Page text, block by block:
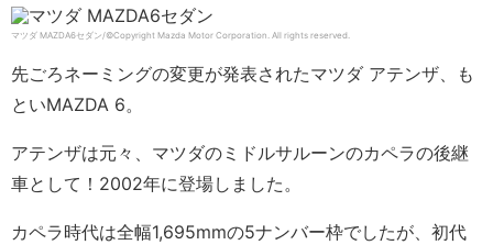
マツダ MAZDA6セダン/©Copyright Mazda Motor Corporation. All rights reserved.
先ごろネーミングの変更が発表されたマツダ アテンザ、も
といMAZDA 6。
アテンザは元々、マツダのミドルサルーンのカペラの後継
車として！2002年に登場しました。
カペラ時代は全幅1,695mmの5ナンバー枠でしたが、初代